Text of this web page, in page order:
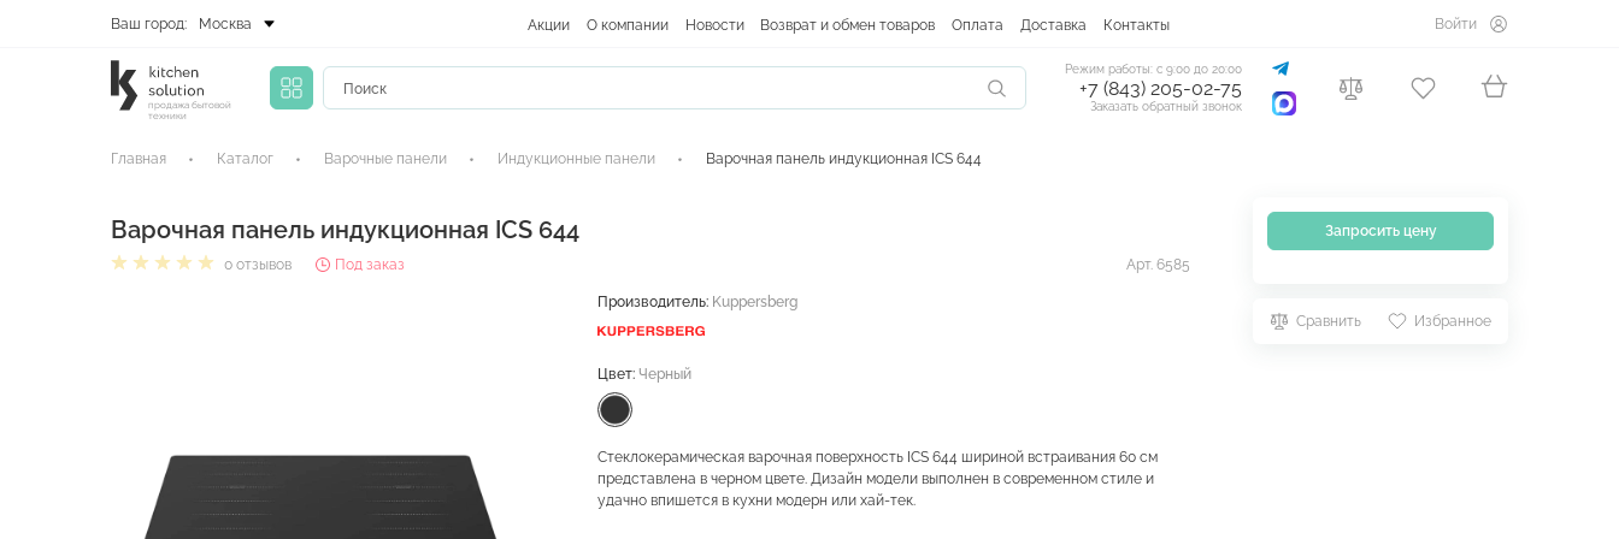
Ваш город: Москва Акции О компании Новости Возврат и обмен товаров Оплата Доставка Контакты Войти
продажа бытовой
техники
Режим работы: с 9:00 до 20:00
+7 (843) 205-02-75
Заказать обратный звонок
Главная Каталог Варочные панели Индукционные панели Варочная панель индукционная ICS 644
Варочная панель индукционная ICS 644
0 отзывов Под заказ Арт. 6585
Запросить цену
Сравнить Избранное
Производитель: Kuppersberg
Цвет: Черный
Стеклокерамическая варочная поверхность ICS 644 шириной встраивания 60 см
представлена в черном цвете. Дизайн модели выполнен в современном стиле и
удачно впишется в кухни модерн или хай-тек.